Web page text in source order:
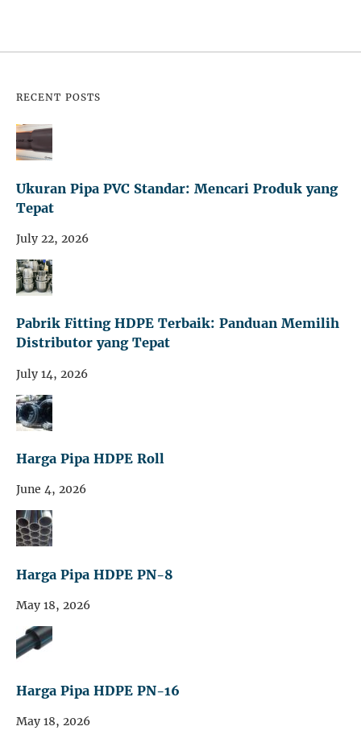
RECENT POSTS
Ukuran Pipa PVC Standar: Mencari Produk yang
Tepat
July 22, 2026
Pabrik Fitting HDPE Terbaik: Panduan Memilih
Distributor yang Tepat
July 14, 2026
Harga Pipa HDPE Roll
June 4, 2026
Harga Pipa HDPE PN-8
May 18, 2026
Harga Pipa HDPE PN-16
May 18, 2026